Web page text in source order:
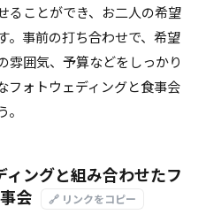
ることができ、お二人の希望
。事前の打ち合わせで、希望
雰囲気、予算などをしっかり
フォトウェディングと食事会
ングと組み合わせたフ
会
🔗 リンクをコピー